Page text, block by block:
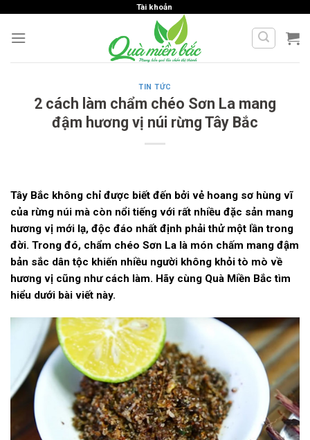
content
Tài khoản
TIN TỨC
2 cách làm chẩm chéo Sơn La mang
đậm hương vị núi rừng Tây Bắc
Tây Bắc không chỉ được biết đến bởi vẻ hoang sơ hùng vĩ
của rừng núi mà còn nổi tiếng với rất nhiều đặc sản mang
hương vị mới lạ, độc đáo nhất định phải thử một lần trong
đời. Trong đó, chẩm chéo Sơn La là món chấm mang đậm
bản sắc dân tộc khiến nhiều người không khỏi tò mò về
hương vị cũng như cách làm. Hãy cùng Quà Miền Bắc tìm
hiểu dưới bài viết này.